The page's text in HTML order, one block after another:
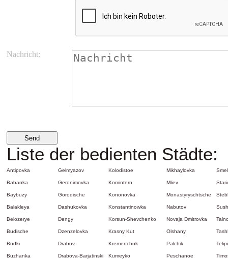
Nachricht:
Liste der bedienten Städte:
Antipovka
Babanka
Baybuzy
Balakleya
Belozerye
Budische
Budki
Buzhanka
Gelmyazov
Geronimovka
Gorodische
Dashukovka
Dengy
Dzenzelovka
Drabov
Drabova-Barjatinski
Kolodistoe
Komintern
Kononovka
Konstantinowka
Korsun-Shevchenko
Krasny Kut
Kremenchuk
Kumeyko
Mikhaylovka
Mliev
Monastyryschtsche
Nabutov
Novaja Dmitrovka
Olshany
Palchik
Peschanoe